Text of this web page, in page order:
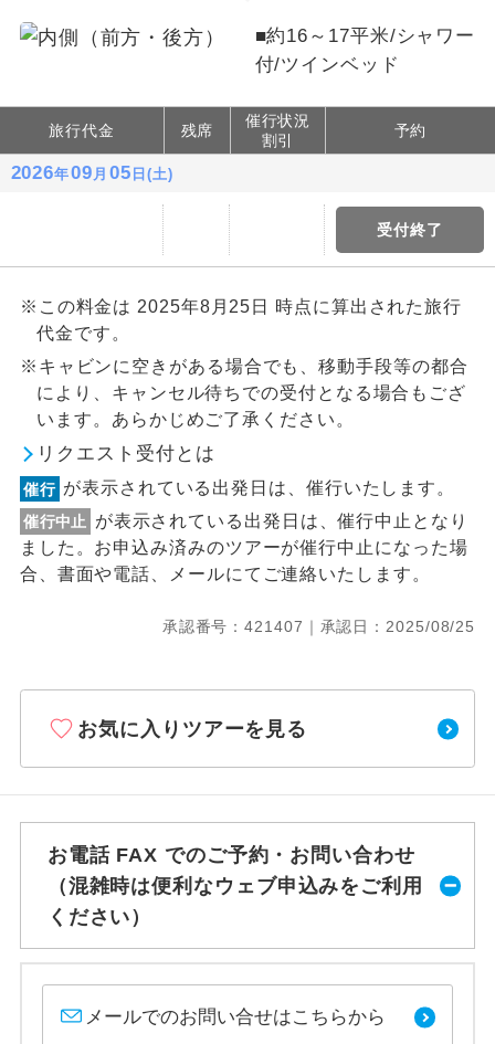
■約16～17平米/シャワー
付/ツインベッド
旅行代金 残席
催行状況
割引
予約
2026年09 月 05 日(土)
受付終了
※この料金は 2025年8月25日 時点に算出された旅行
代金です。
※キャビンに空きがある場合でも、移動手段等の都合
により、キャンセル待ちでの受付となる場合もござ
います。あらかじめご了承ください。
リクエスト受付とは
催行 が表示されている出発日は、催行いたします。
催行中止
が表示されている出発日は、催行中止となり
ました。お申込み済みのツアーが催行中止になった場
合、書面や電話、メールにてご連絡いたします。
承認番号：421407｜承認日：2025/08/25
お気に入りツアーを見る
お電話 FAX でのご予約・お問い合わせ
（混雑時は便利なウェブ申込みをご利用
ください）
メールでのお問い合せはこちらから